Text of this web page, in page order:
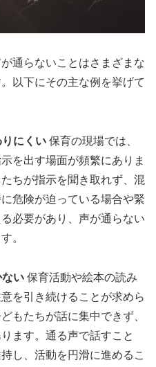
通らないことはさまざまな
以下にその主な例を挙げて
にくい 保育の現場では、
を出す場面が頻繁にありま
ちが指示を聞き取れず、混
危険が迫っている場合や緊
必要があり、声が通らない
。
い 保育活動や絵本の読み
を引き続けることが求めら
もたちが話に集中できず、
ます。通る声で話すこと
し、活動を円滑に進めるこ